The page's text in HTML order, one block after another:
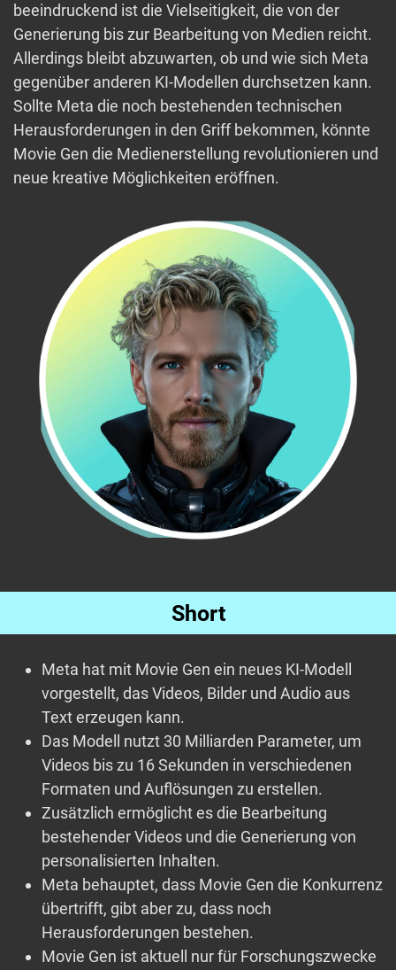
beeindruckend ist die Vielseitigkeit, die von der
Generierung bis zur Bearbeitung von Medien reicht.
Allerdings bleibt abzuwarten, ob und wie sich Meta
gegenüber anderen KI-Modellen durchsetzen kann.
Sollte Meta die noch bestehenden technischen
Herausforderungen in den Griff bekommen, könnte
Movie Gen die Medienerstellung revolutionieren und
neue kreative Möglichkeiten eröffnen.
Short
Meta hat mit Movie Gen ein neues KI-Modell
vorgestellt, das Videos, Bilder und Audio aus
Text erzeugen kann.
Das Modell nutzt 30 Milliarden Parameter, um
Videos bis zu 16 Sekunden in verschiedenen
Formaten und Auflösungen zu erstellen.
Zusätzlich ermöglicht es die Bearbeitung
bestehender Videos und die Generierung von
personalisierten Inhalten.
Meta behauptet, dass Movie Gen die Konkurrenz
übertrifft, gibt aber zu, dass noch
Herausforderungen bestehen.
Movie Gen ist aktuell nur für Forschungszwecke